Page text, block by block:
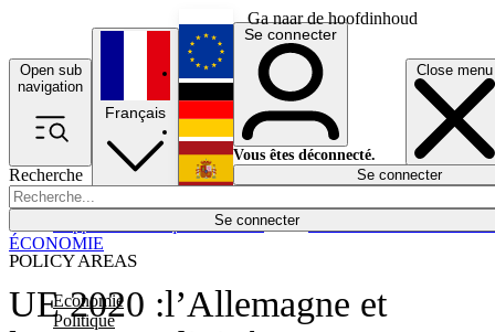
Ga naar de hoofdinhoud
Open sub
navigation
Close menu
Recherche
Se connecter
POLICY AREAS
Economie
Politique
Économie
Français
English
Deutsch
Español
Se connecter
Vous êtes déconnecté.
Se connecter
UE 2020 :l’Allemagne et
ÉCONOMIE